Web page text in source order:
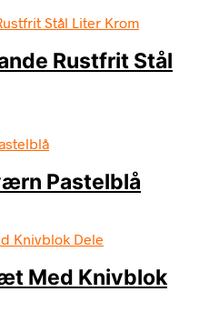
Rustfrit Stål
Pastelblå
Med Knivblok